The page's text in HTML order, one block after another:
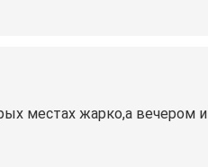
местах жарко,а вечером